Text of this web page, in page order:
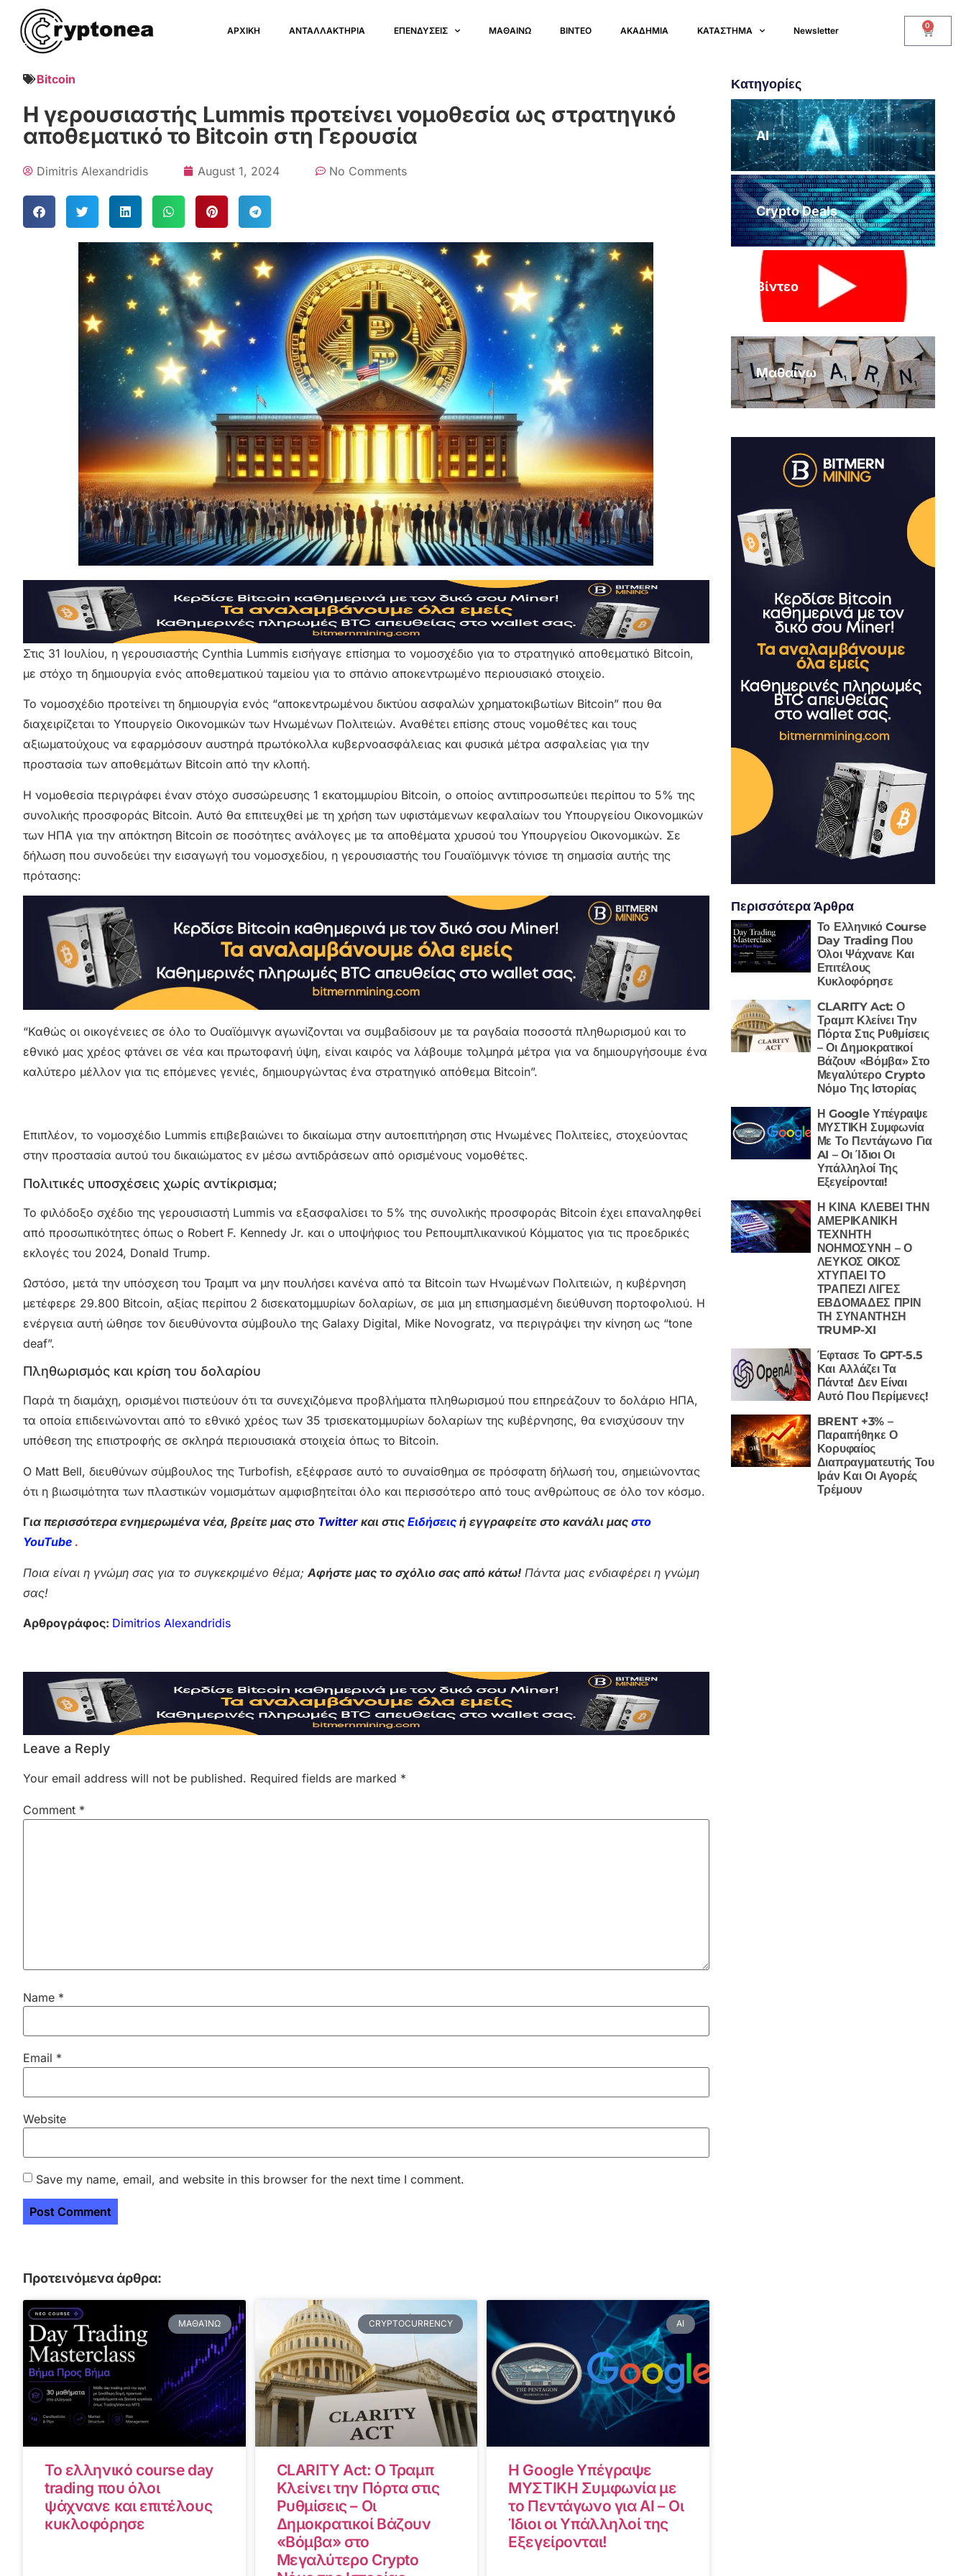
ΑΡΧΙΚΗ ΑΝΤΑΛΛΑΚΤΗΡΙΑ ΕΠΕΝΔΥΣΕΙΣ ΜΑΘΑΙΝΩ ΒΙΝΤΕΟ ΑΚΑΔΗΜΙΑ ΚΑΤΑΣΤΗΜΑ Newsletter 0
Bitcoin
Η γερουσιαστής Lummis προτείνει νομοθεσία ως στρατηγικό
αποθεματικό το Bitcoin στη Γερουσία
Dimitris Alexandridis August 1, 2024 No Comments
Στις 31 Ιουλίου, η γερουσιαστής Cynthia Lummis εισήγαγε επίσημα το νομοσχέδιο για το στρατηγικό αποθεματικό Bitcoin,
με στόχο τη δημιουργία ενός αποθεματικού ταμείου για το σπάνιο αποκεντρωμένο περιουσιακό στοιχείο.
Το νομοσχέδιο προτείνει τη δημιουργία ενός “αποκεντρωμένου δικτύου ασφαλών χρηματοκιβωτίων Bitcoin” που θα
διαχειρίζεται το Υπουργείο Οικονομικών των Ηνωμένων Πολιτειών. Αναθέτει επίσης στους νομοθέτες και τους
αξιωματούχους να εφαρμόσουν αυστηρά πρωτόκολλα κυβερνοασφάλειας και φυσικά μέτρα ασφαλείας για την
προστασία των αποθεμάτων Bitcoin από την κλοπή.
Η νομοθεσία περιγράφει έναν στόχο συσσώρευσης 1 εκατομμυρίου Bitcoin, ο οποίος αντιπροσωπεύει περίπου το 5% της
συνολικής προσφοράς Bitcoin. Αυτό θα επιτευχθεί με τη χρήση των υφιστάμενων κεφαλαίων του Υπουργείου Οικονομικών
των ΗΠΑ για την απόκτηση Bitcoin σε ποσότητες ανάλογες με τα αποθέματα χρυσού του Υπουργείου Οικονομικών. Σε
δήλωση που συνοδεύει την εισαγωγή του νομοσχεδίου, η γερουσιαστής του Γουαϊόμινγκ τόνισε τη σημασία αυτής της
πρότασης:
“Καθώς οι οικογένειες σε όλο το Ουαϊόμινγκ αγωνίζονται να συμβαδίσουν με τα ραγδαία ποσοστά πληθωρισμού και το
εθνικό μας χρέος φτάνει σε νέα και πρωτοφανή ύψη, είναι καιρός να λάβουμε τολμηρά μέτρα για να δημιουργήσουμε ένα
καλύτερο μέλλον για τις επόμενες γενιές, δημιουργώντας ένα στρατηγικό απόθεμα Bitcoin”.
Επιπλέον, το νομοσχέδιο Lummis επιβεβαιώνει το δικαίωμα στην αυτοεπιτήρηση στις Ηνωμένες Πολιτείες, στοχεύοντας
στην προστασία αυτού του δικαιώματος εν μέσω αντιδράσεων από ορισμένους νομοθέτες.
Πολιτικές υποσχέσεις χωρίς αντίκρισμα;
Το φιλόδοξο σχέδιο της γερουσιαστή Lummis να εξασφαλίσει το 5% της συνολικής προσφοράς Bitcoin έχει επαναληφθεί
από προσωπικότητες όπως ο Robert F. Kennedy Jr. και ο υποψήφιος του Ρεπουμπλικανικού Κόμματος για τις προεδρικές
εκλογές του 2024, Donald Trump.
Ωστόσο, μετά την υπόσχεση του Τραμπ να μην πουλήσει κανένα από τα Bitcoin των Ηνωμένων Πολιτειών, η κυβέρνηση
μετέφερε 29.800 Bitcoin, αξίας περίπου 2 δισεκατομμυρίων δολαρίων, σε μια μη επισημασμένη διεύθυνση πορτοφολιού. Η
ενέργεια αυτή ώθησε τον διευθύνοντα σύμβουλο της Galaxy Digital, Mike Novogratz, να περιγράψει την κίνηση ως “tone
deaf”.
Πληθωρισμός και κρίση του δολαρίου
Παρά τη διαμάχη, ορισμένοι πιστεύουν ότι τα συνεχιζόμενα προβλήματα πληθωρισμού που επηρεάζουν το δολάριο ΗΠΑ,
τα οποία επιδεινώνονται από το εθνικό χρέος των 35 τρισεκατομμυρίων δολαρίων της κυβέρνησης, θα ενισχύσουν την
υπόθεση της επιστροφής σε σκληρά περιουσιακά στοιχεία όπως το Bitcoin.
Ο Matt Bell, διευθύνων σύμβουλος της Turbofish, εξέφρασε αυτό το συναίσθημα σε πρόσφατη δήλωσή του, σημειώνοντας
ότι η βιωσιμότητα των πλαστικών νομισμάτων αμφισβητείται όλο και περισσότερο από τους ανθρώπους σε όλο τον κόσμο.
Για περισσότερα ενημερωμένα νέα, βρείτε μας στο Twitter και στις Ειδήσεις ή εγγραφείτε στο κανάλι μας στο
YouTube .
Ποια είναι η γνώμη σας για το συγκεκριμένο θέμα; Αφήστε μας το σχόλιο σας από κάτω! Πάντα μας ενδιαφέρει η γνώμη
σας!
Αρθρογράφος: Dimitrios Alexandridis
Leave a Reply
Your email address will not be published. Required fields are marked *
Comment *
Name *
Email *
Website
Save my name, email, and website in this browser for the next time I comment.
Προτεινόμενα άρθρα:
ΜΑΘΑΊΝΩ
Το ελληνικό course day
trading που όλοι
ψάχνανε και επιτέλους
κυκλοφόρησε
CRYPTOCURRENCY
CLARITY Act: Ο Τραμπ
Κλείνει την Πόρτα στις
Ρυθμίσεις – Οι
Δημοκρατικοί Βάζουν
«Βόμβα» στο
Μεγαλύτερο Crypto
AI
Η Google Υπέγραψε
ΜΥΣΤΙΚΗ Συμφωνία με
το Πεντάγωνο για AI – Οι
Ίδιοι οι Υπάλληλοί της
Εξεγείρονται!
Κατηγορίες
AI
Crypto Deals
Βίντεο
Μαθαίνω
Περισσότερα Άρθρα
Το Ελληνικό Course
Day Trading Που
Όλοι Ψάχνανε Και
Επιτέλους
Κυκλοφόρησε
CLARITY Act: Ο
Τραμπ Κλείνει Την
Πόρτα Στις Ρυθμίσεις
– Οι Δημοκρατικοί
Βάζουν «Βόμβα» Στο
Μεγαλύτερο Crypto
Νόμο Της Ιστορίας
Η Google Υπέγραψε
ΜΥΣΤΙΚΗ Συμφωνία
Με Το Πεντάγωνο Για
AI – Οι Ίδιοι Οι
Υπάλληλοί Της
Εξεγείρονται!
Η ΚΙΝΑ ΚΛΕΒΕΙ ΤΗΝ
ΑΜΕΡΙΚΑΝΙΚΗ
ΤΕΧΝΗΤΗ
ΝΟΗΜΟΣΥΝΗ – Ο
ΛΕΥΚΟΣ ΟΙΚΟΣ
ΧΤΥΠΑΕΙ ΤΟ
ΤΡΑΠΕΖΙ ΛΙΓΕΣ
ΕΒΔΟΜΑΔΕΣ ΠΡΙΝ
ΤΗ ΣΥΝΑΝΤΗΣΗ
TRUMP-XI
Έφτασε Το GPT-5.5
Και Αλλάζει Τα
Πάντα! Δεν Είναι
Αυτό Που Περίμενες!
BRENT +3% –
Παραιτήθηκε Ο
Κορυφαίος
Διαπραγματευτής Του
Ιράν Και Οι Αγορές
Τρέμουν